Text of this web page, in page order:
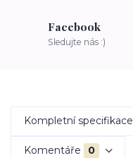
Facebook
Sledujte nás :)
Kompletní specifikace
Komentáře 0